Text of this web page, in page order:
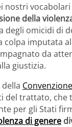
nostri
della
degli omicidi di
imputata
da
giustizia.
del trattato,
per gli Stati
di genere